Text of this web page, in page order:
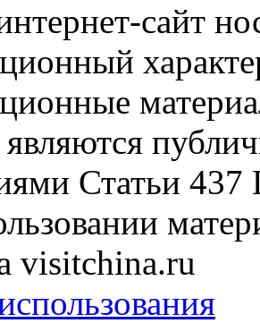
сайт
являются
Статьи 437
visitchina.ru